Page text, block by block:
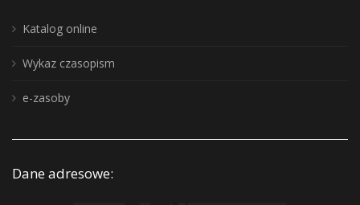
Katalog online
Wykaz czasopism
e-zasoby
Dane adresowe: